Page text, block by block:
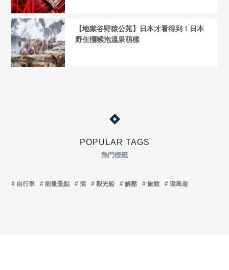
POPULAR TAGS
熱門標籤
自行車 能量景點 酒 觀光船 解壓 旅館 環島遊
【地獄谷野猿公苑】日本才看得到！日本
野生獼猴泡溫泉萌樣